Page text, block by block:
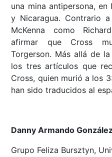
una mina antipersona,
y Nicaragua. Contrario
McKenna como
afirmar que Cross
Torgerson. Más allá de
los tres artículos que
Cross, quien murió a los
han sido traducidos al
Danny Armando
Grupo Feliza Bursztyn,